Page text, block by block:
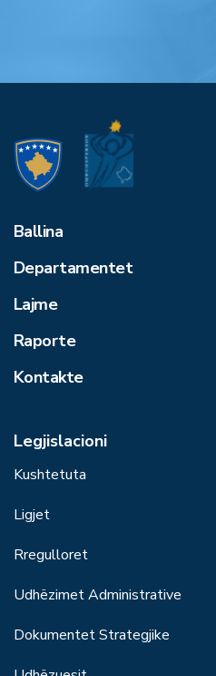
Ballina
Departamentet
Lajme
Raporte
Kontakte
Legjislacioni
Kushtetuta
Ligjet
Rregulloret
Udhëzimet Administrative
Dokumentet Strategjike